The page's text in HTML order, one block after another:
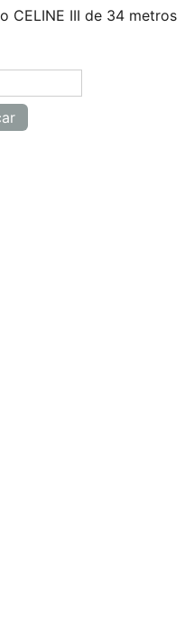
CELINE III de 34 metros